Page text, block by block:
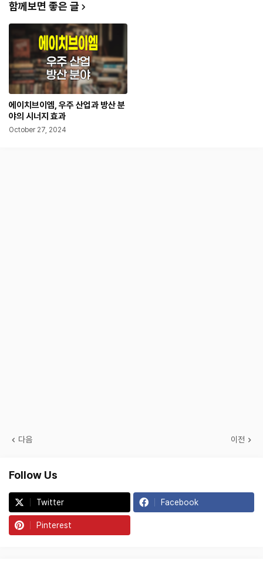
함께보면 좋은 글
에이치브이엠, 우주 산업과 방산 분
야의 시너지 효과
October 27, 2024
다음 이전
Follow Us
Twitter Facebook
Pinterest